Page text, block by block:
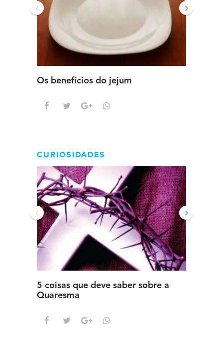
Os benefícios do jejum
‹ ›
CURIOSIDADES
5 coisas que deve saber sobre a
Quaresma
‹ ›